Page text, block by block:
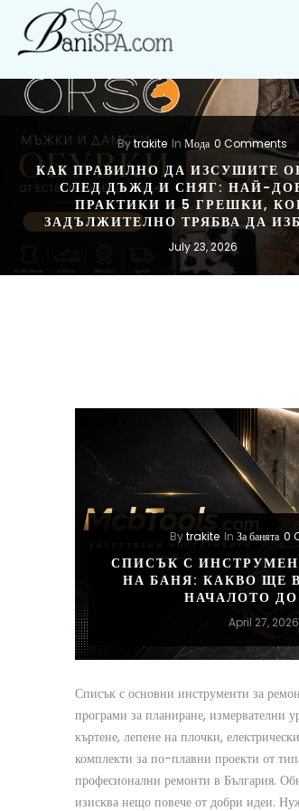
Bytrakite In Мода 0 Comments
КАК ПРАВИЛНО ДА ИЗСУШИТЕ
СЛЕД ДЪЖД И СНЯГ: НАЙ-
ПРАКТИКИ И 5 ГРЕШКИ,
ЗАДЪЛЖИТЕЛНО ТРЯБВА ДА
July 23, 2026
Bytrakite InЗа банята 0
СПИСЪК С
НА БАНЯ: КАКВО ЩЕ
НАЧАЛОТО ДО
April 27, 2026
Списък с основни инструменти за
програми за планиране, измервателни
къртене, лепене на плочки,
комплекти за по-плавни проекти от
професионални ремонти в България.
изисква нещо повече от добри идеи.